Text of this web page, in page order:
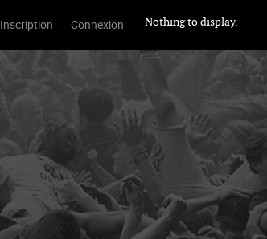
Inscription Connexion Nothing to display.